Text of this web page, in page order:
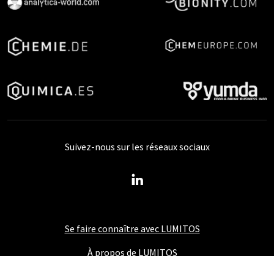
Se faire connaître avec LUMITOS
À propos de LUMITOS
Suivez-nous sur les réseaux sociaux